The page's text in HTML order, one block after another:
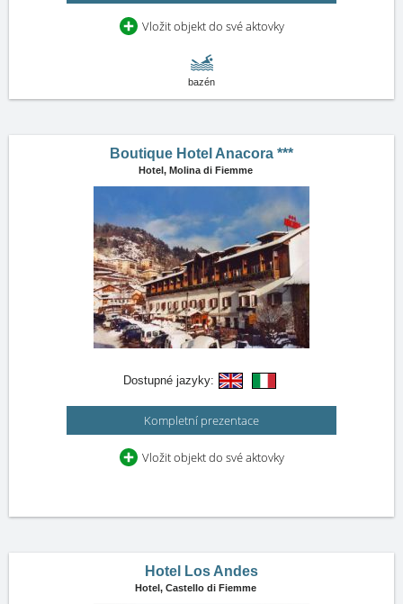
Vložit objekt do své aktovky
bazén
Boutique Hotel Anacora ***
Hotel, Molina di Fiemme
Dostupné jazyky:
Kompletní prezentace
Vložit objekt do své aktovky
Hotel Los Andes
Hotel, Castello di Fiemme